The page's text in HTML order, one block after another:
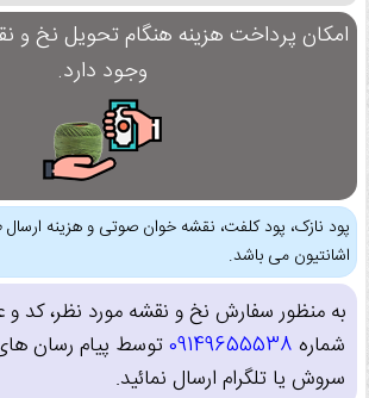
امکان پرداخت هزینه هنگام تحویل نخ و
وجود دارد.
پود نازک، پود کلفت، نقشه خوان صوتی و هزینه
اشانتیون می باشد.
به منظور سفارش نخ و نقشه مورد نظر، کد
شماره 09149655538توسط پیام رسان
سروش یا تلگرام ارسال نمائید.